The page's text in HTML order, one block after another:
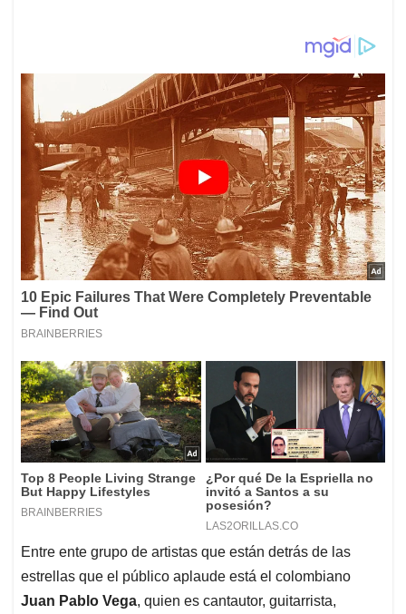
Entre ente grupo de artistas que están detrás de las
estrellas que el público aplaude está el colombiano
Juan Pablo Vega, quien es cantautor, guitarrista,